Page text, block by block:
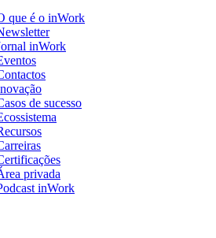
que é o inWork
inWork
de sucesso
privada
inWork